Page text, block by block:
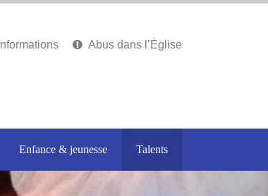
Informations Abus dans l’Église
Enfance & jeunesse Talents